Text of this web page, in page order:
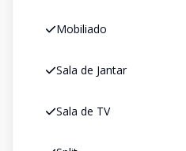
Mobiliado
Sala de Jantar
Sala de TV